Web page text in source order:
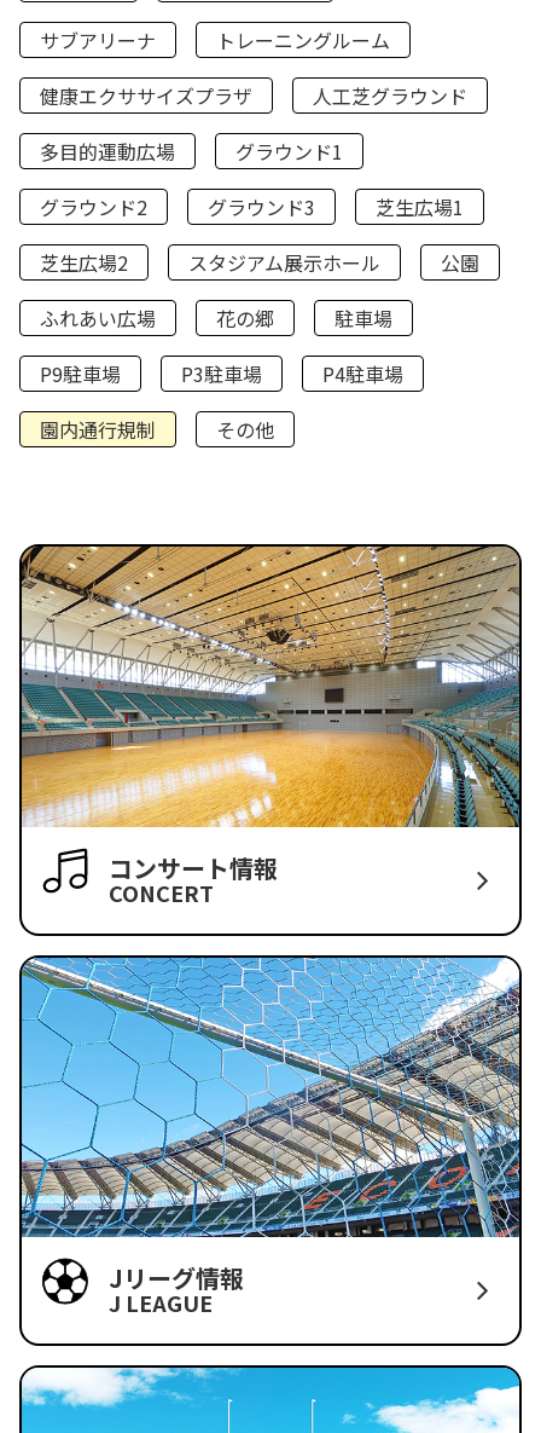
サブアリーナ
トレーニングルーム
健康エクササイズプラザ
人工芝グラウンド
多目的運動広場
グラウンド1
グラウンド2
グラウンド3
芝生広場1
芝生広場2
スタジアム展示ホール
公園
ふれあい広場
花の郷
駐車場
P9駐車場
P3駐車場
P4駐車場
園内通行規制
その他
コンサート情報
CONCERT
Jリーグ情報
J LEAGUE